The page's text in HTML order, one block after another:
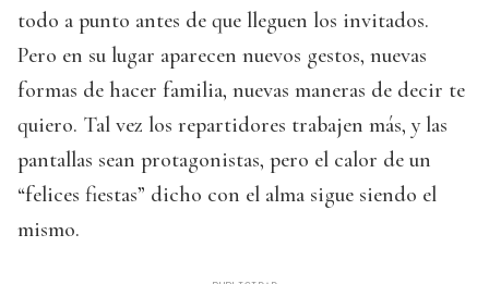
todo a punto antes de que lleguen los invitados.
Pero en su lugar aparecen nuevos gestos, nuevas
formas de hacer familia, nuevas maneras de decir te
quiero. Tal vez los repartidores trabajen más, y las
pantallas sean protagonistas, pero el calor de un
“felices fiestas” dicho con el alma sigue siendo el
mismo.